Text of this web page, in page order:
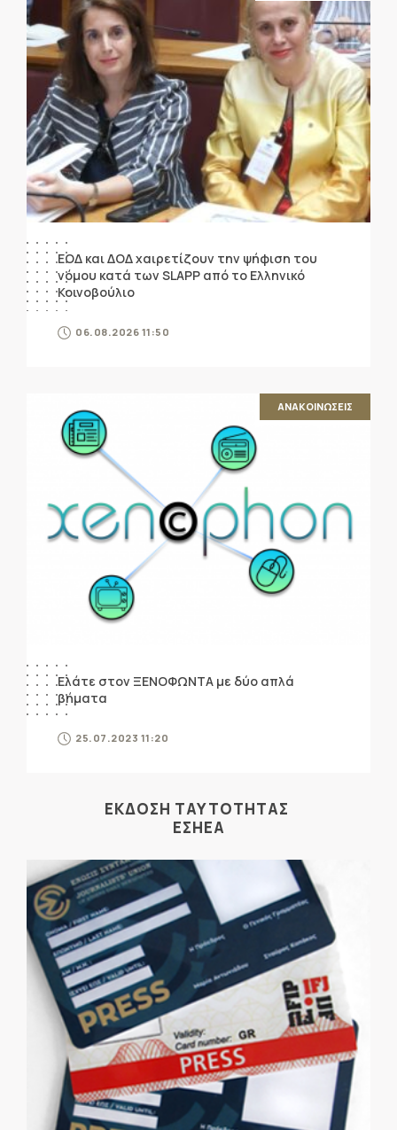
ΕΟΔ και ΔΟΔ χαιρετίζουν την ψήφιση του
νόμου κατά των SLAPP από το Ελληνικό
Κοινοβούλιο
06.08.2026 11:50
ΑΝΑΚΟΙΝΩΣΕΙΣ
Ελάτε στον ΞΕΝΟΦΩΝΤΑ με δύο απλά
βήματα
25.07.2023 11:20
ΕΚΔΟΣΗ ΤΑΥΤΟΤΗΤΑΣ
ΕΣΗΕΑ